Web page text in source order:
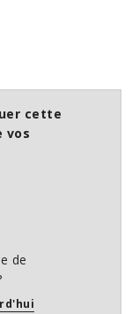
cette
vos
de